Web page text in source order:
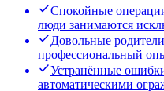
Спокойные
люди занимаются
Довольные
профессиональный
Устранённые
автоматическими